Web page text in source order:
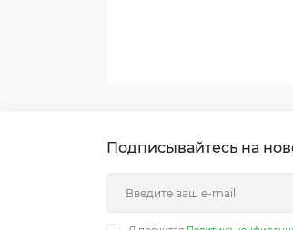
Подписывайтесь на